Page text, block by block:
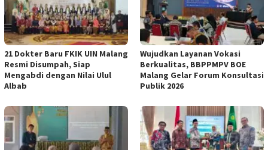
21 Dokter Baru FKIK UIN Malang
Resmi Disumpah, Siap
Mengabdi dengan Nilai Ulul
Albab
Wujudkan Layanan Vokasi
Berkualitas, BBPPMPV BOE
Malang Gelar Forum Konsultasi
Publik 2026